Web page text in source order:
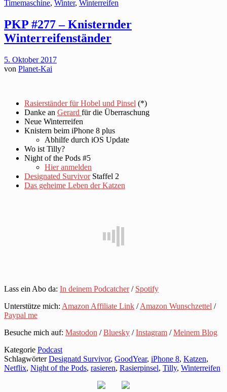
Timemaschine, Winter, Winterreifen
PKP #277 – Knisternder
Winterreifenständer
5. Oktober 2017
von Planet-Kai
Rasierständer für Hobel und Pinsel (*)
Danke an Gerard für die Überraschung
Neue Winterreifen
Knistern beim iPhone 8 plus
Abhilfe durch iOS Update
Wo ist Tilly?
Night of the Pods #5
Hier anmelden
Designated SurvivorStaffel 2
Das geheime Leben der Katzen
Lass ein Abo da: In deinem Podcatcher/ Spotify
Unterstütze mich: Amazon Affiliate Link /Amazon Wunschzettel /
Paypal me
Besuche mich auf: Mastodon /Bluesky /Instagram /Meinem Blog
Kategorie Podcast
SchlagwörterDesignatd Survivor, GoodYear, iPhone 8, Katzen,
Netflix, Night of the Pods, rasieren, Rasierpinsel, Tilly, Winterreifen